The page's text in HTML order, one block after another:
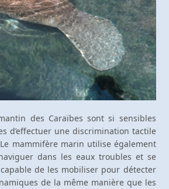
des Caraïbes sont si sensibles
d’effectuer une discrimination tactile
mammifère marin utilise également
dans les eaux troubles et se
de les mobiliser pour détecter
de la même manière que les